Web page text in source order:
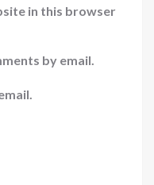
in this browser
by email.